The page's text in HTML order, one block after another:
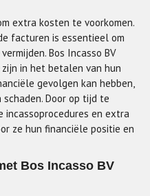
extra kosten te voorkomen.
facturen is essentieel om
Bos Incasso BV
in het betalen van hun
gevolgen kan hebben,
Door op tijd te
incassoprocedures en extra
ze hun financiële positie en
Bos Incasso BV